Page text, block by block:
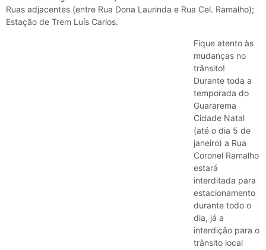
Ruas adjacentes (entre Rua Dona Laurinda e Rua Cel. Ramalho);
Estação de Trem Luís Carlos.
Fique atento às
mudanças no
trânsito!
Durante toda a
temporada do
Guararema
Cidade Natal
(até o dia 5 de
janeiro) a Rua
Coronel Ramalho
estará
interditada para
estacionamento
durante todo o
dia, já a
interdição para o
trânsito local